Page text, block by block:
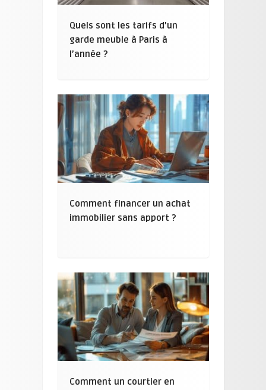
Quels sont les tarifs d’un
garde meuble à Paris à
l’année ?
Comment financer un achat
immobilier sans apport ?
Comment un courtier en